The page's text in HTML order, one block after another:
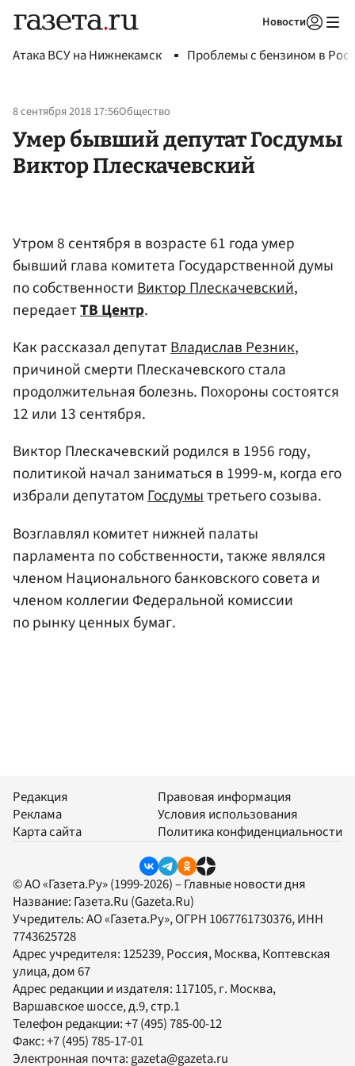
Новости
Атака ВСУ на Нижнекамск Проблемы с бензином в
8 сентября 2018 17:56Общество
Умер бывший депутат Госдумы
Виктор Плескачевский
Утром 8 сентября в возрасте 61 года умер
бывший глава комитета Государственной думы
по собственностиВиктор Плескачевский,
передаетТВ Центр.
Как рассказал депутатВладислав Резник,
причиной смерти Плескачевского стала
продолжительная болезнь. Похороны состоятся
12 или 13 сентября.
Виктор Плескачевский родился в 1956 году,
политикой начал заниматься в 1999-м, когда его
избрали депутатомГосдумытретьего созыва.
Возглавлял комитет нижней палаты
парламента по собственности, также являлся
членом Национального банковского совета и
членом коллегии Федеральной комиссии
по рынку ценных бумаг.
Редакция
Реклама
Карта сайта
Правовая информация
Условия использования
Политика конфиденциальности
© АО «Газета.Ру» (1999-2026) – Главные новости дня
Название: Газета.Ru (Gazeta.Ru)
Учредитель:АО «Газета.Ру», ОГРН 1067761730376, ИНН
7743625728
Адрес учредителя: 125239, Россия, Москва, Коптевская
улица, дом 67
Адрес редакции и издателя: 117105, г. Москва,
Варшавское шоссе, д.9, стр.1
Телефон редакции:+7 (495) 785-00-12
Факс:+7 (495) 785-17-01
Электронная почта:gazeta@gazeta.ru